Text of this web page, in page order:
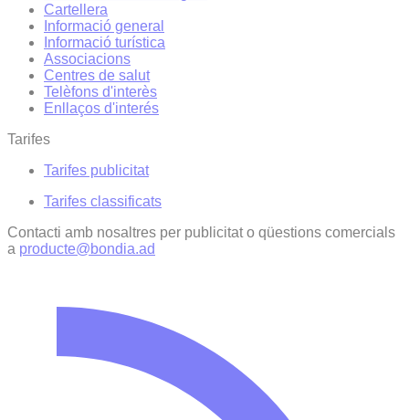
Cartellera
Informació general
Informació turística
Associacions
Centres de salut
Telèfons d'interès
Enllaços d'interés
Tarifes
Tarifes publicitat
Tarifes classificats
Contacti amb nosaltres per publicitat o qüestions comercials
a producte@bondia.ad